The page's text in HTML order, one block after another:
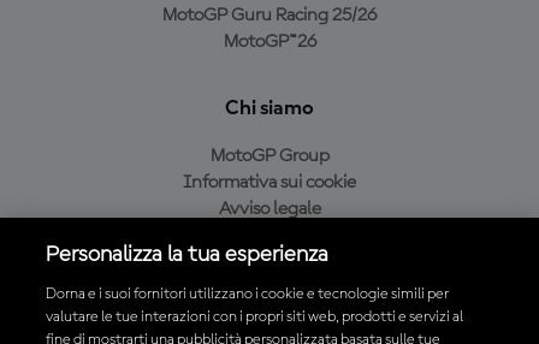
MotoGP Guru Racing 25/26
MotoGP™26
Chi siamo
MotoGP Group
Informativa sui cookie
Avviso legale
Condizioni di acquisto
Personalizza la tua esperienza
Dorna e i suoi fornitori utilizzano i cookie e tecnologie simili per
valutare le tue interazioni con i propri siti web, prodotti e servizi al
fine di mostrarti una pubblicità personalizzata basata sulle tue